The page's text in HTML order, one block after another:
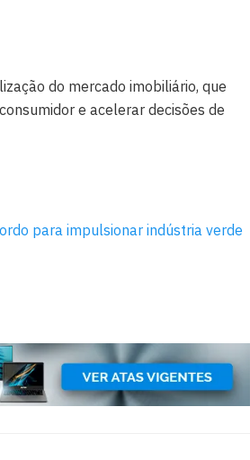
do mercado imobiliário, que
e acelerar decisões de
para impulsionar indústria verde